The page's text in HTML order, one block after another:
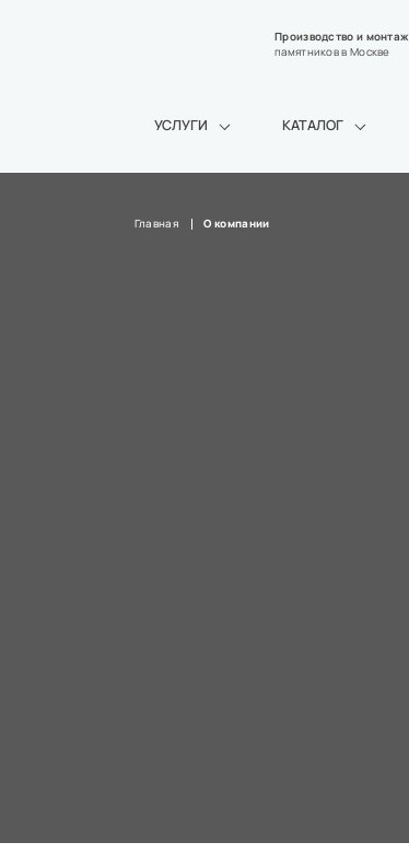
Производство и монтаж
памятников в Москве
УСЛУГИ КАТАЛОГ
Главная О компании